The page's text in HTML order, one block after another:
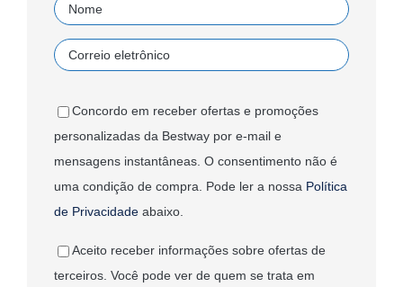
Concordo em receber ofertas e promoções
personalizadas da Bestway por e-mail e
mensagens instantâneas. O consentimento não é
uma condição de compra. Pode ler a nossa Política
de Privacidadeabaixo.
Aceito receber informações sobre ofertas de
terceiros. Você pode ver de quem se trata em